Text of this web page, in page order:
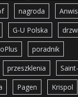
nagroda Anwis
G-U Polska
poradnik
przeszklenia
Pagen Krispol